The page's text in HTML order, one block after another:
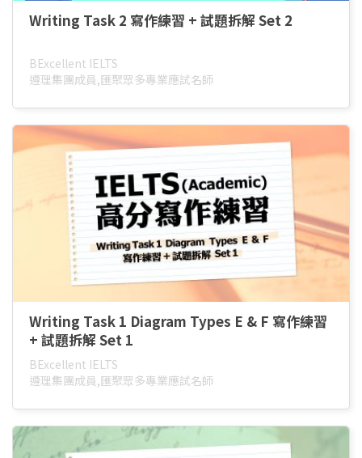
Writing Task 2 寫作練習 + 試題拆解 Set 2
BExcellent IELTS
遵理集團成員,匯聚眾多專業應試名師
Writing Task 1 Diagram Types E & F 寫作練習
+ 試題拆解 Set 1
BExcellent IELTS
遵理集團成員,匯聚眾多專業應試名師